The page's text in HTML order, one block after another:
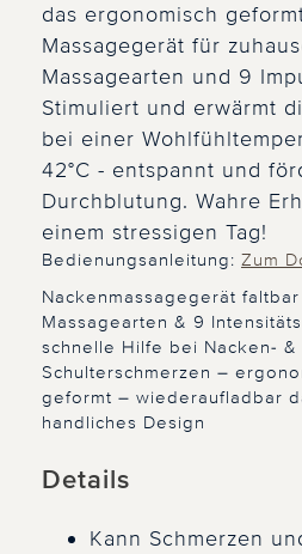
das ergonomisch
Massagegerät für
Massagearten und 9
Stimuliert und erwärmt
bei einer
42°C - entspannt und
Durchblutung. Wahre
einem stressigen Tag!
Bedienungsanleitung: Zum
Nackenmassagegerät
Massagearten & 9
schnelle Hilfe bei Nacken- &
Schulterschmerzen –
geformt – wiederaufladbar
handliches Design
Details
Kann Schmerzen